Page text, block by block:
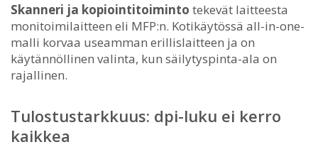
Skanneri ja kopiointitoiminto tekevät laitteesta
monitoimilaitteen eli MFP:n. Kotikäytössä all-in-one-
malli korvaa useamman erillislaitteen ja on
käytännöllinen valinta, kun säilytyspinta-ala on
rajallinen.
Tulostustarkkuus: dpi-luku ei kerro
kaikkea